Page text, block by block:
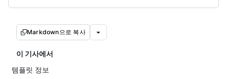
Markdown으로 복사
이 기사에서
템플릿 정보